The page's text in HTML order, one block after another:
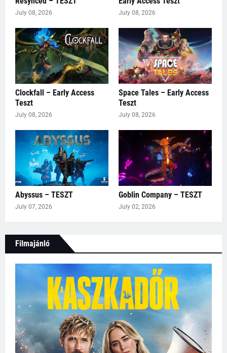
July 08, 2026 July 08, 2026
Clockfall – Early Access
Teszt
July 08, 2026
Space Tales – Early Access
Teszt
July 08, 2026
Abyssus – TESZT
July 07, 2026
Goblin Company – TESZT
July 02, 2026
Filmajánló